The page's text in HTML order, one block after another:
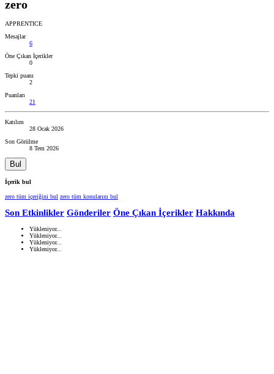
zero
APPRENTICE
Mesajlar
6
Öne Çıkan İçerikler
0
Tepki puanı
2
Puanları
21
Katılım
28 Ocak 2026
Son Görülme
8 Tem 2026
Bul
İçerik bul
zero tüm içeriğini bul zero tüm konularını bul
Son Etkinlikler Gönderiler Öne Çıkan İçerikler Hakkında
Yükleniyor...
Yükleniyor...
Yükleniyor...
Yükleniyor...